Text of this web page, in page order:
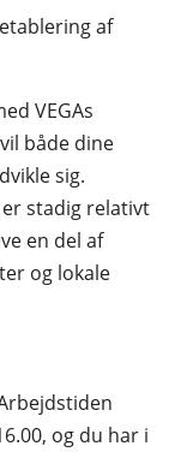
af
VEGAs
både dine
sig.
stadig relativt
en del af
og lokale
og du har i